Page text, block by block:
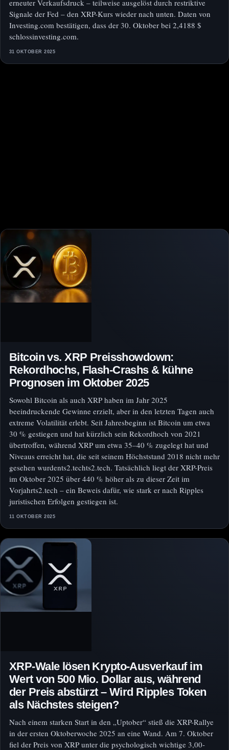
erneuter Verkaufsdruck – teilweise ausgelöst durch restriktive
Signale der Fed – den XRP-Kurs wieder nach unten. Daten von
Investing.com bestätigen, dass der 30. Oktober bei 2,4188 $
schlossinvesting.com.
31 OKTOBER 2025
Bitcoin vs. XRP Preisshowdown:
Rekordhochs, Flash-Crashs & kühne
Prognosen im Oktober 2025
Sowohl Bitcoin als auch XRP haben im Jahr 2025
beeindruckende Gewinne erzielt, aber in den letzten Tagen auch
extreme Volatilität erlebt. Seit Jahresbeginn ist Bitcoin um etwa
30 % gestiegen und hat kürzlich sein Rekordhoch von 2021
übertroffen, während XRP um etwa 35–40 % zugelegt hat und
Niveaus erreicht hat, die seit seinem Höchststand 2018 nicht mehr
gesehen wurdents2.techts2.tech. Tatsächlich liegt der XRP-Preis
im Oktober 2025 über 440 % höher als zu dieser Zeit im
Vorjahrts2.tech – ein Beweis dafür, wie stark er nach Ripples
juristischen Erfolgen gestiegen ist.
11 OKTOBER 2025
XRP-Wale lösen Krypto-Ausverkauf im
Wert von 500 Mio. Dollar aus, während
der Preis abstürzt – Wird Ripples Token
als Nächstes steigen?
Nach einem starken Start in den „Uptober“ stieß die XRP-Rallye
in der ersten Oktoberwoche 2025 an eine Wand. Am 7. Oktober
fiel der Preis von XRP unter die psychologisch wichtige 3,00-